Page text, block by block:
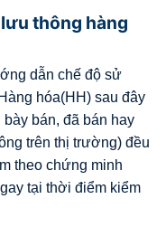
thông hàng
dẫn chế độ sử
hóa(HH) sau đây
bán, đã bán hay
trên thị trường) đều
theo chứng minh
tại thời điểm kiểm